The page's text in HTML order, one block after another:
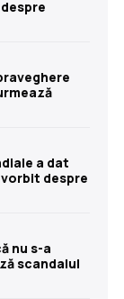
a dat
despre
nu s-a
scandalul